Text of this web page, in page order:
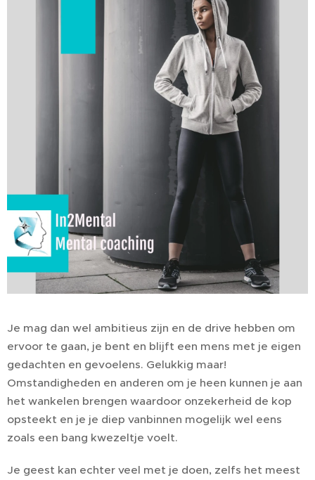
Je mag dan wel ambitieus zijn en de drive hebben om
ervoor te gaan, je bent en blijft een mens met je eigen
gedachten en gevoelens. Gelukkig maar!
Omstandigheden en anderen om je heen kunnen je aan
het wankelen brengen waardoor onzekerheid de kop
opsteekt en je je diep vanbinnen mogelijk wel eens
zoals een bang kwezeltje voelt.
Je geest kan echter veel met je doen, zelfs het meest